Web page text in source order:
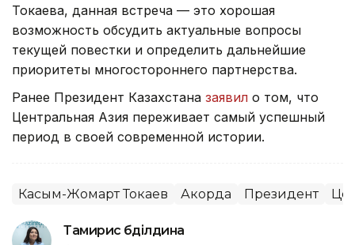
Токаева, данная встреча — это хорошая
возможность обсудить актуальные вопросы
текущей повестки и определить дальнейшие
приоритеты многостороннего партнерства.
Ранее Президент Казахстана заявил о том, что
Центральная Азия переживает самый успешный
период в своей современной истории.
Касым-Жомарт Токаев Акорда Президент
Тамирис Әбділдина